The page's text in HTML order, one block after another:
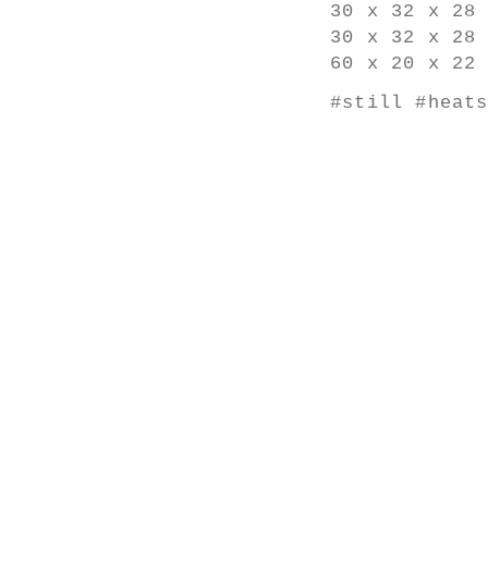
30 x 32 x 28
30 x 32 x 28
60 x 20 x 22
#still